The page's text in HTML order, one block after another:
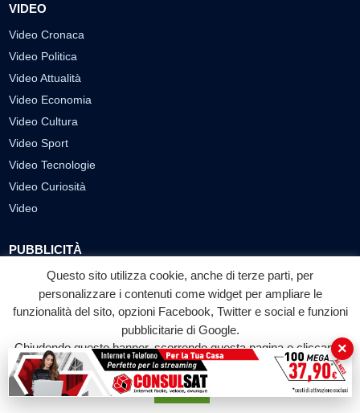
VIDEO
Video Cronaca
Video Politica
Video Attualità
Video Economia
Video Cultura
Video Sport
Video Tecnologie
Video Curiosità
Video
PUBBLICITÀ
Richiesta pubblicazione articoli/banner
SEGUICI SUI SOCIAL
f
Facebook
◎
Instagram
▶
Questo sito utilizza cookie, anche di terze parti, per
personalizzare i contenuti come widget per ampliare le
funzionalità del sito, opzioni Facebook, Twitter e social e funzioni
pubblicitarie di Google.
Chiudendo questo banner, scorrendo questa pagina o cliccando
su qualunque suo elemento acconsenti all'uso dei cookie.
Accetta
×